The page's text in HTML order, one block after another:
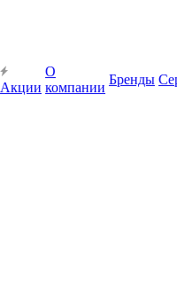
Акции
О
компании
Бренды